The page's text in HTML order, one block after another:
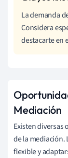
La demanda
Considera
destacarte en
Mediación
Existen
de la mediación.
flexible y